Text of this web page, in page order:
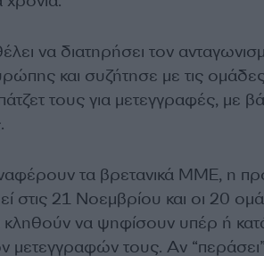
να διατηρήσει τον
και συζήτησε με τις
τους για μετεγγραφές, με
τα βρετανικά ΜΜΕ, η
στις 21 Νοεμβρίου και οι 20
να ψηφίσουν υπέρ ή
μετεγγραφών τους. Αν